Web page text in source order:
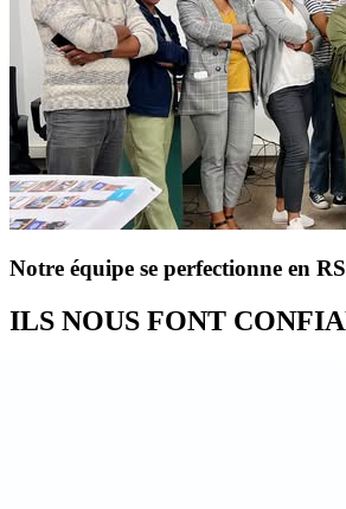
Notre équipe se perfectionne en
ILS NOUS FONT